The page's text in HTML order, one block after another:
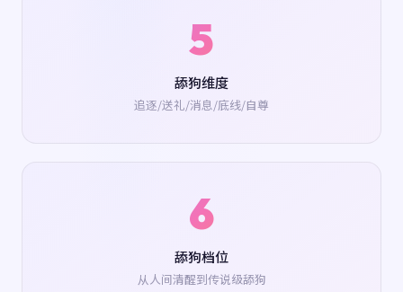
5
舔狗维度
追逐/送礼/消息/底线/自尊
6
舔狗档位
从人间清醒到传说级舔狗